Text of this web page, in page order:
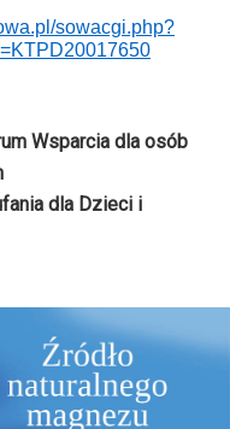
sowacgi.php?
Wsparcia dla osób
dla Dzieci i